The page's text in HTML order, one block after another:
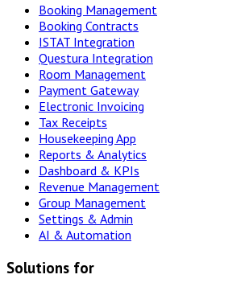
Booking Management
Booking Contracts
ISTAT Integration
Questura Integration
Room Management
Payment Gateway
Electronic Invoicing
Tax Receipts
Housekeeping App
Reports & Analytics
Dashboard & KPIs
Revenue Management
Group Management
Settings & Admin
AI & Automation
Solutions for